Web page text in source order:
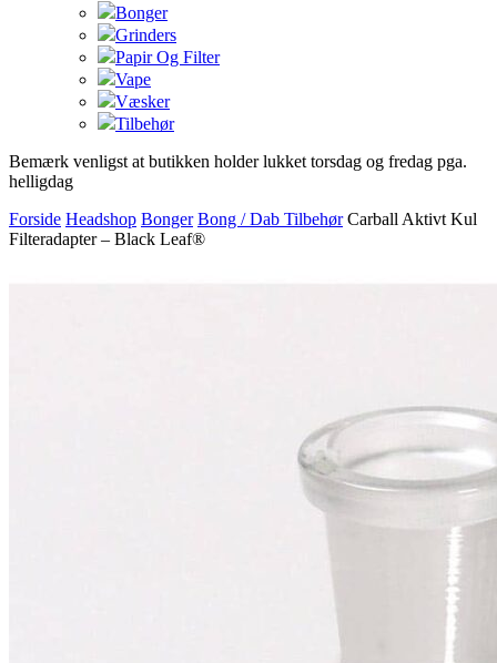
Bonger
Grinders
Papir Og Filter
Vape
Væsker
Tilbehør
Bemærk venligst at butikken holder lukket torsdag og fredag pga.
helligdag
Forside Headshop Bonger Bong / Dab Tilbehør Carball Aktivt Kul
Filteradapter – Black Leaf®